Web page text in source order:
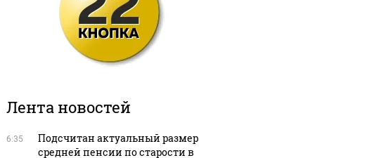
Лента новостей
6:35
Подсчитан актуальный размер
средней пенсии по старости в